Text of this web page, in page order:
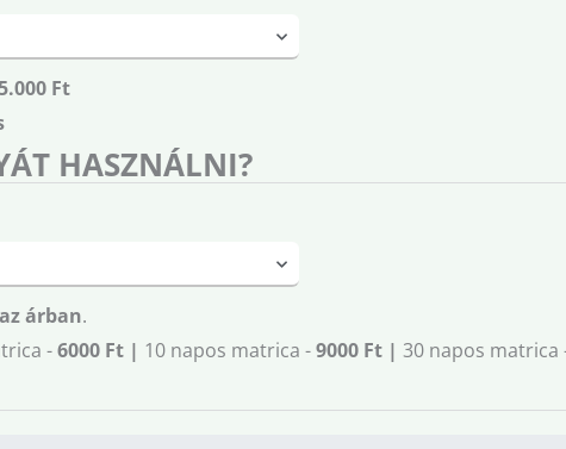
Ft
HASZNÁLNI?
árban.
-6000 Ft | 10 napos matrica -9000 Ft | 30 napos